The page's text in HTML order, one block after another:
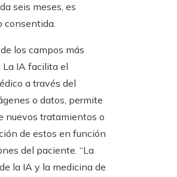
seis meses, es
consentida.
los campos más
La IA facilita el
a través del
o datos, permite
nuevos tratamientos o
de estos en función
del paciente. “La
la IA y la medicina de